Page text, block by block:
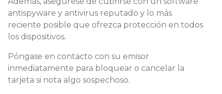
antispyware y antivirus reputado y lo más
reciente posible que ofrezca protección en todos
los dispositivos.
Póngase en contacto con su emisor
inmediatamente para bloquear o cancelar la
tarjeta si nota algo sospechoso.